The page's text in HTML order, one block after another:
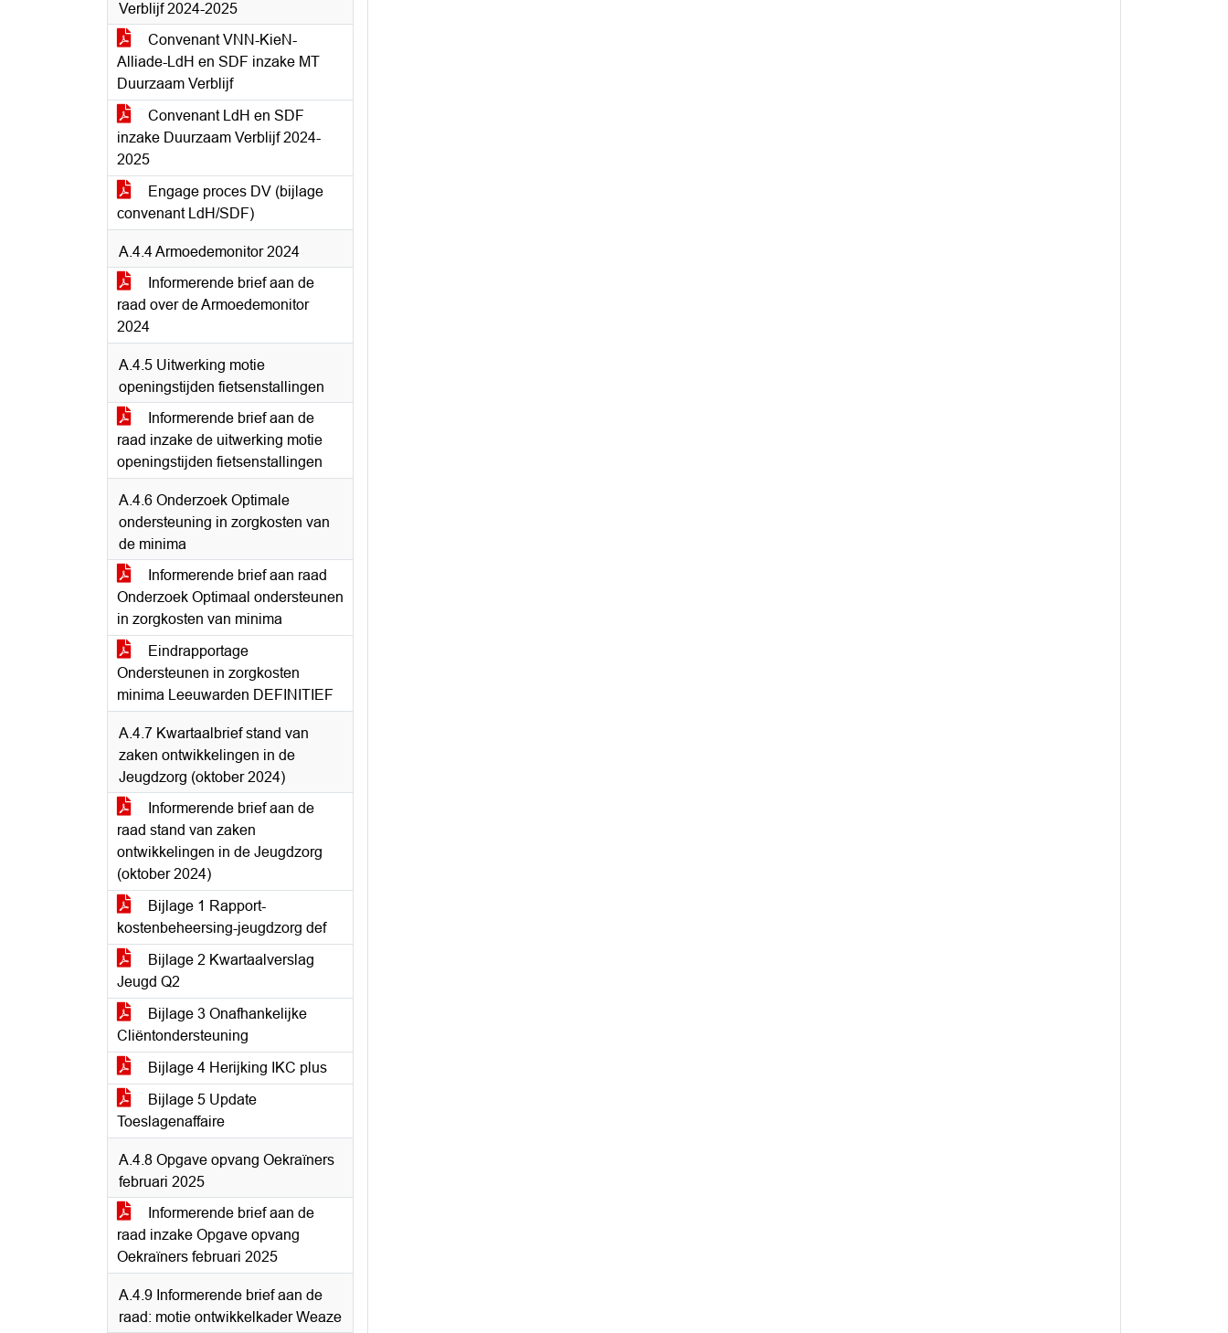
Verblijf 2024-2025
Convenant VNN-KieN-
Alliade-LdH en SDF inzake MT
Duurzaam Verblijf
Convenant LdH en SDF
inzake Duurzaam Verblijf 2024-
2025
Engage proces DV (bijlage
convenant LdH/SDF)
A.4.4 Armoedemonitor 2024
Informerende brief aan de
raad over de Armoedemonitor
2024
A.4.5 Uitwerking motie
openingstijden fietsenstallingen
Informerende brief aan de
raad inzake de uitwerking motie
openingstijden fietsenstallingen
A.4.6 Onderzoek Optimale
ondersteuning in zorgkosten van
de minima
Informerende brief aan raad
Onderzoek Optimaal ondersteunen
in zorgkosten van minima
Eindrapportage
Ondersteunen in zorgkosten
minima Leeuwarden DEFINITIEF
A.4.7 Kwartaalbrief stand van
zaken ontwikkelingen in de
Jeugdzorg (oktober 2024)
Informerende brief aan de
raad stand van zaken
ontwikkelingen in de Jeugdzorg
(oktober 2024)
Bijlage 1 Rapport-
kostenbeheersing-jeugdzorg def
Bijlage 2 Kwartaalverslag
Jeugd Q2
Bijlage 3 Onafhankelijke
Cliëntondersteuning
Bijlage 4 Herijking IKC plus
Bijlage 5 Update
Toeslagenaffaire
A.4.8 Opgave opvang Oekraïners
februari 2025
Informerende brief aan de
raad inzake Opgave opvang
Oekraïners februari 2025
A.4.9 Informerende brief aan de
raad: motie ontwikkelkader Weaze